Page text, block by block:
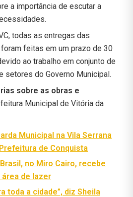
a importância de escutar a
todas as entregas das
feitas em um prazo de 30
ao trabalho em conjunto de
setores do Governo Municipal.
sobre as obras e
Municipal de Vitória da
Municipal na Vila Serrana
de Conquista
no Miro Cairo, recebe
de lazer
toda a cidade”, diz Sheila